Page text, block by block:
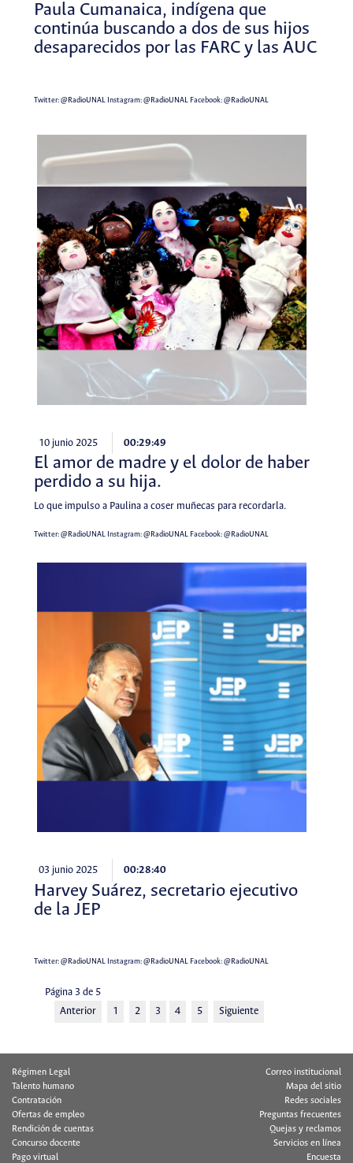
Paula Cumanaica, indígena que
continúa buscando a dos de sus hijos
desaparecidos por las FARC y las AUC
Twitter:@RadioUNALInstagram:@RadioUNALFacebook:@RadioUNAL
10 junio 2025 00:29:49
El amor de madre y el dolor de haber
perdido a su hija.
Lo que impulso a Paulina a coser muñecas para recordarla.
Twitter:@RadioUNALInstagram:@RadioUNALFacebook:@RadioUNAL
03 junio 2025 00:28:40
Harvey Suárez, secretario ejecutivo
de la JEP
Twitter:@RadioUNALInstagram:@RadioUNALFacebook:@RadioUNAL
Página 3 de 5
Anterior
1 2 3 4 5 Siguiente
Régimen Legal
Talento humano
Contratación
Ofertas de empleo
Rendición de cuentas
Concurso docente
Pago virtual
Correo institucional
Mapa del sitio
Redes sociales
Preguntas frecuentes
Quejas y reclamos
Servicios en línea
Encuesta